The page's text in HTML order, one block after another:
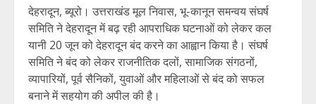
देहरादून, ब्यूरो। उत्तराखंड मूल निवास, भू-कानून समन्वय संघर्ष
समिति ने देहरादून में बढ़ रही आपराधिक घटनाओं को लेकर कल
यानी 20 जून को देहरादून बंद करने का आह्वान किया है। संघर्ष
समिति ने बंद को लेकर राजनीतिक दलों, सामाजिक संगठनों,
व्यापारियों, पूर्व सैनिकों, युवाओं और महिलाओं से बंद को सफल
बनाने में सहयोग की अपील की है।